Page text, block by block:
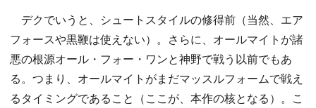
デクでいうと、シュートスタイルの修得前（当然、エア
フォースや黒鞭は使えない）。さらに、オールマイトが諸
悪の根源オール・フォー・ワンと神野で戦う以前でもあ
る。つまり、オールマイトがまだマッスルフォームで戦え
るタイミングであること（ここが、本作の核となる）。こ